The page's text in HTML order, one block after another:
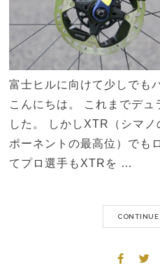
富士ヒルに向けて少しでも
こんにちは。 これまでデュ
した。 しかしXTR（シマ
ポーネントの最高位）でも
てプロ選手もXTRを …
CONTINUE